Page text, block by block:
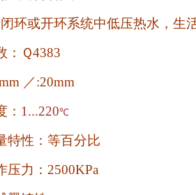
闭环或开环系统中低压热水，
：Ｑ4383
／:20mm
： 1...220℃
特性：等百分比
压力： 2500KPa